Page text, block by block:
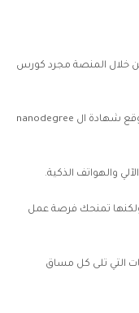
خلال المنصة مجرد كورس
أما إذا كنت تريد الحصول على شهادة فا يمنح الموقع شهادة ال nanodegree
والهواتف الذكية.
ولكنها تمنحك فرصة عمل
التي تلى كل مساق